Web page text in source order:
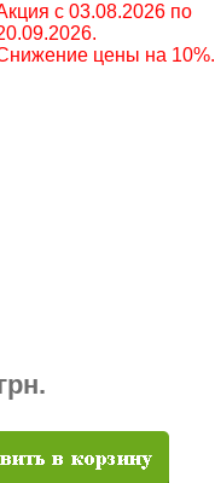
с 03.08.2026 по
цены на 10%.